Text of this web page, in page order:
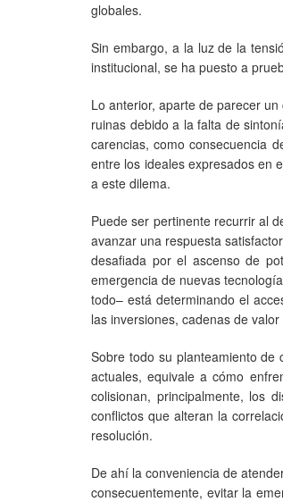
globales.
Sin embargo, a la luz de la
institucional, se ha puesto a
Lo anterior, aparte de parecer
ruinas debido a la falta de
carencias, como consecuencia
entre los ideales expresados en
a este dilema.
Puede ser pertinente recurrir al
avanzar una respuesta
desafiada por el ascenso de
emergencia de nuevas
todo– está determinando el
las inversiones, cadenas de
Sobre todo su planteamiento de
actuales, equivale a cómo
colisionan, principalmente, los
conflictos que alteran la
resolución.
De ahí la conveniencia de
consecuentemente, evitar la